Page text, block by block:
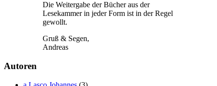
Die Weitergabe der Bücher aus der
Lesekammer in jeder Form ist in der Regel
gewollt.
Gruß & Segen,
Andreas
Autoren